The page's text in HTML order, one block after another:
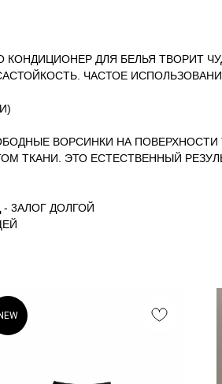
КОНДИЦИОНЕР ДЛЯ БЕЛЬЯ ТВОРИТ
ЧАСТОЕ
ВОРСИНКИ НА
ТКАНИ. ЭТО ЕСТЕСТВЕННЫЙ
3АЛОГ ДОЛГОЙ
NEW